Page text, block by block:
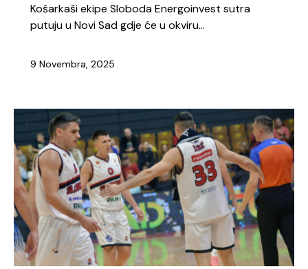
Košarkaši ekipe Sloboda Energoinvest sutra
putuju u Novi Sad gdje će u okviru…
9 Novembra, 2025